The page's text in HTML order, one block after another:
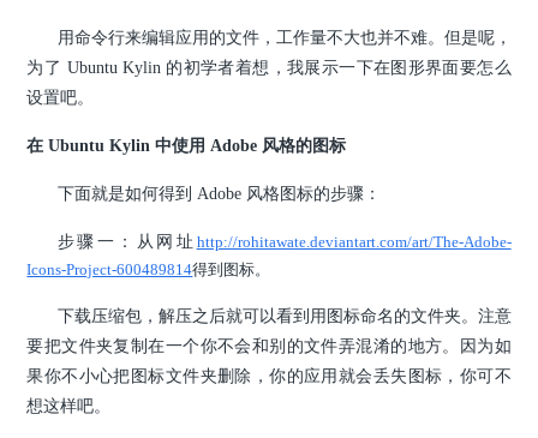
用命令行来编辑应用的文件，工作量不大也并不难。但是呢，
为了 Ubuntu Kylin 的初学者着想，我展示一下在图形界面要怎么
设置吧。
在 Ubuntu Kylin 中使用 Adobe 风格的图标
下面就是如何得到 Adobe 风格图标的步骤：
步骤一： 从网址 http://rohitawate.deviantart.com/art/The-Adobe-
Icons-Project-600489814得到图标。
下载压缩包，解压之后就可以看到用图标命名的文件夹。注意
要把文件夹复制在一个你不会和别的文件弄混淆的地方。因为如
果你不小心把图标文件夹删除，你的应用就会丢失图标，你可不
想这样吧。